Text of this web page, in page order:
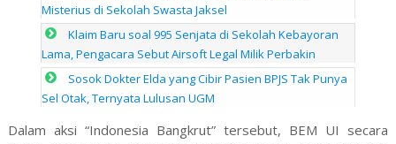
Misterius di Sekolah Swasta Jaksel
Klaim Baru soal 995 Senjata di Sekolah Kebayoran
Lama, Pengacara Sebut Airsoft Legal Milik Perbakin
Sosok Dokter Elda yang Cibir Pasien BPJS Tak Punya
Sel Otak, Ternyata Lulusan UGM
Dalam aksi “Indonesia Bangkrut” tersebut, BEM UI secara